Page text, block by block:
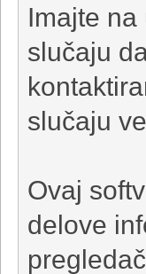
Imajte
slučaju
slučaju
Ovaj
delove